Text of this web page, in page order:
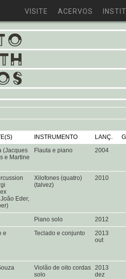
VISITE ACERVOS
INSTRUMENTO LANÇ.
(Jacques
e Martine
Flauta e piano 2004
Eder,
Xilofones (quatro)
(talvez)
2010
Piano solo
2012
e
Teclado e conjunto
2013
out
Violão de oito cordas
solo
2013
dez